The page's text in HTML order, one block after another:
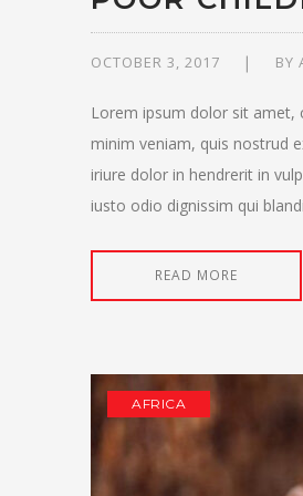
OCTOBER 3, 2017 BY
Lorem ipsum dolor sit amet,
minim veniam, quis nostrud
iriure dolor in hendrerit in
iusto odio dignissim qui
READ MORE
AFRICA